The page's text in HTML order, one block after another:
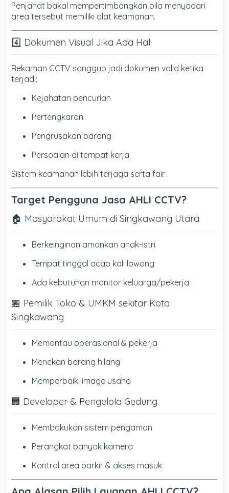
Penjahat bakal mempertimbangkan bila menyadari
area tersebut memiliki alat keamanan.
4️⃣ Dokumen Visual Jika Ada Hal
Rekaman CCTV sanggup jadi dokumen valid ketika
terjadi:
Kejahatan pencurian
Pertengkaran
Pengrusakan barang
Persoalan di tempat kerja
Sistem keamanan lebih terjaga serta fair.
Target Pengguna Jasa AHLI CCTV?
🏠 Masyarakat Umum di Singkawang Utara
Berkeinginan amankan anak-istri
Tempat tinggal acap kali lowong
Ada kebutuhan monitor keluarga/pekerja
🏪 Pemilik Toko & UMKM sekitar Kota
Singkawang
Memantau operasional & pekerja
Menekan barang hilang
Memperbaiki image usaha
🏢 Developer & Pengelola Gedung
Membakukan sistem pengaman
Perangkat banyak kamera
Kontrol area parkir & akses masuk